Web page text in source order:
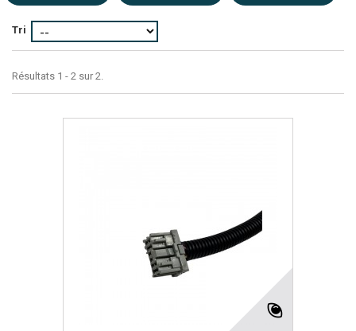
Tri
Résultats 1 - 2 sur 2.